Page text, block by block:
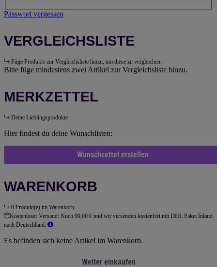
Passwort vergessen
VERGLEICHSLISTE
Füge Produkte zur Vergleichsliste hinzu, um diese zu vergleichen.
Bitte füge mindestens zwei Artikel zur Vergleichsliste hinzu.
MERKZETTEL
Deine Lieblingsprodukte
Hier findest du deine Wunschlisten:
Wunschzettel erstellen
WARENKORB
0 Produkt(e) im Warenkorb
Kostenloser Versand: Noch 99,00 € und wir versenden kostenfrei mit DHL Paket Inland
nach Deutschland.
Es befinden sich keine Artikel im Warenkorb.
Weiter einkaufen